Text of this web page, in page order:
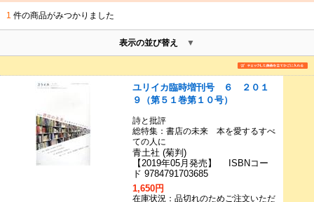
1 件の商品がみつかりました
表示の並び替え
ユリイカ臨時増刊号 ６ ２０１
９（第５１巻第１０号）
詩と批評
総特集：書店の未来 本を愛するすべ
ての人に
青土社 (菊判)
【2019年05月発売】 ISBNコー
ド 9784791703685
1,650円
在庫状況：品切れのためご注文いただ